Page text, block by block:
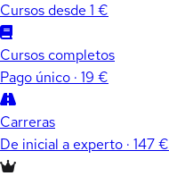
Cursos desde 1 €
Cursos completos
Pago único · 19 €
Carreras
De inicial a experto · 147 €